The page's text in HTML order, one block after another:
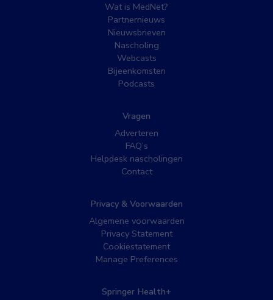
Wat is MedNet?
Partnernieuws
Nieuwsbrieven
Nascholing
Webcasts
Bijeenkomsten
Podcasts
Vragen
Adverteren
FAQ’s
Helpdesk nascholingen
Contact
Privacy & Voorwaarden
Algemene voorwaarden
Privacy Statement
Cookiestatement
Manage Preferences
Springer Health+